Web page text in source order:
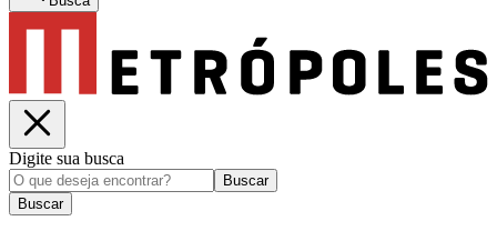
Digite sua busca
Buscar
Buscar